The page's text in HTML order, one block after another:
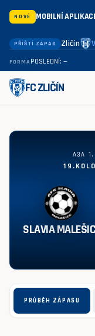
NOVÉ MOBILNÍ
PŘÍŠTÍ ZÁPAS Zličín
FORMAPOSLEDNÍ: —
FC ZLIČÍN
Slavia Malešice -
A3A
SLAVIA
PRŮBĚH ZÁPASU